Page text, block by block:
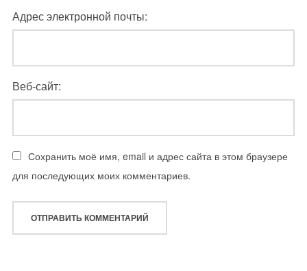
Адрес электронной почты:
Веб-сайт:
Сохранить моё имя, email и адрес сайта в этом браузере
для последующих моих комментариев.